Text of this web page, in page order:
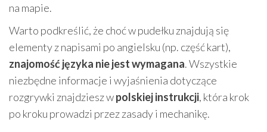
na mapie.
Warto podkreślić, że choć w pudełku znajdują się
elementy z napisami po angielsku (np. część kart),
znajomość języka nie jest wymagana. Wszystkie
niezbędne informacje i wyjaśnienia dotyczące
rozgrywki znajdziesz wpolskiej instrukcji, która krok
po kroku prowadzi przez zasady i mechanikę.